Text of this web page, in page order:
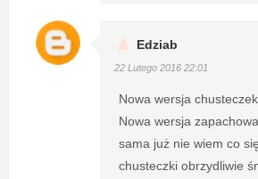
Edziab
22 Lutego 2016 22:01
Nowa wersja
Nowa wersja
sama już nie wiem co
chusteczki obrzydliwie